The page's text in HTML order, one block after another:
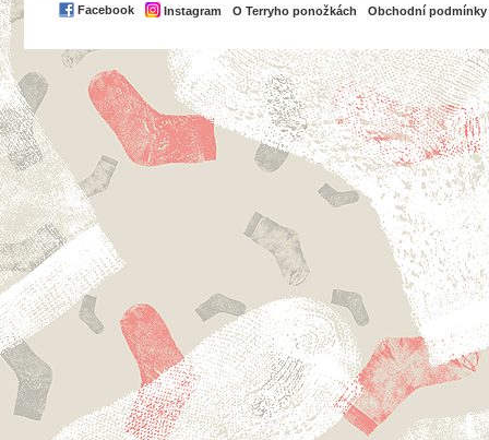
Facebook Instagram O Terryho ponožkách Obchodní podmínky
PayPal